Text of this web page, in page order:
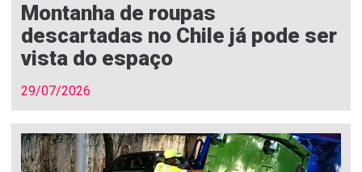
Montanha de roupas
descartadas no Chile já pode ser
vista do espaço
29/07/2026